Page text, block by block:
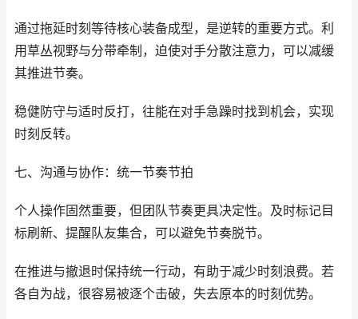
通过拖延时刻等待核心装备成型，是逆转的重要方式。利
用草丛视野与分带牵制，迫使对手分散注意力，可以减缓
其推进节奏。
稳健防守与适时反打，往能在对手急躁时找到机会，实现
时刻反转。
七、沟通与协作：统一节奏节拍
个人操作固然重要，但团队节奏更具决定性。及时标记目
标刷新、提醒队友集合，可以避免节奏脱节。
在推进与撤退时保持统一行动，有助于减少时刻浪费。若
各自为战，很容易被逐个击破，失去原本的时刻优势。